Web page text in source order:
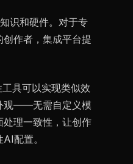
识和硬件。对于专
作者，集成平台提
具可以实现类似效
观——无需自定义模
理一致性，让创作
配置。